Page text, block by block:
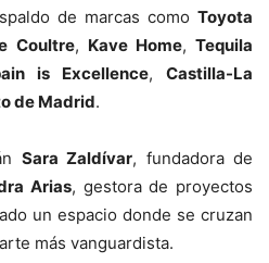
de marcas como Toyota
Coultre, Kave Home,Tequila
is Excellence,Castilla-La
de Madrid.
Sara Zaldívar, fundadora de
Arias, gestora de proyectos
un espacio donde se cruzan
más vanguardista.